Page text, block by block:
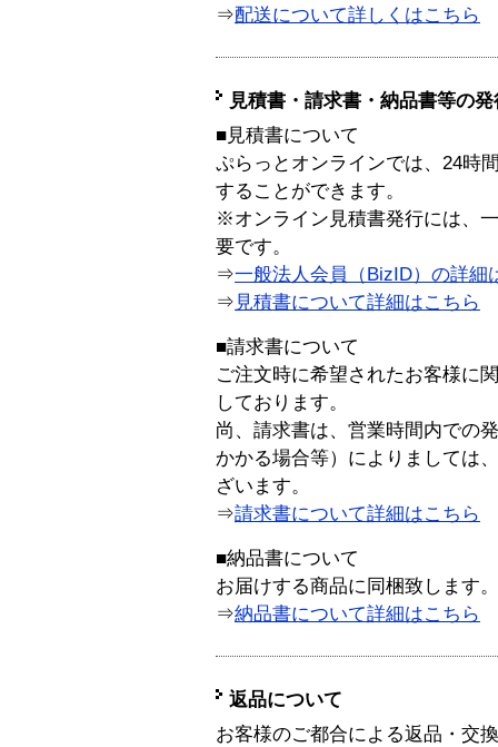
⇒配送について詳しくはこちら
見積書・請求書・納品書等の
■見積書について
ぷらっとオンラインでは、24時
することができます。
※オンライン見積書発行には、
要です。
⇒一般法人会員（BizID）の詳細
⇒ 見積書について詳細はこちら
■請求書について
ご注文時に希望されたお客様に
しております。
尚、請求書は、営業時間内での
かかる場合等）によりましては
ざいます。
⇒請求書について詳細はこちら
■納品書について
お届けする商品に同梱致します。
⇒納品書について詳細はこちら
返品について
お客様のご都合による返品・交